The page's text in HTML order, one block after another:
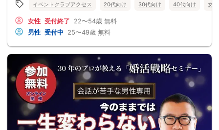
イベントクラブアクセス 20代向け 30代向け 40代向け 女
女性 受付終了 22〜54歳 無料
男性 受付中 25〜49歳 無料